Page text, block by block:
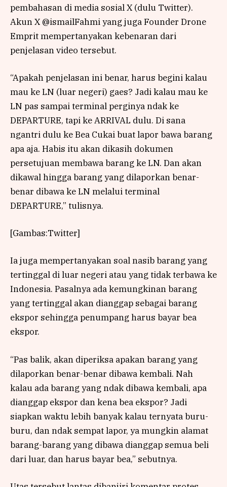
pembahasan di media sosial X (dulu Twitter).
Akun X @ismailFahmi yang juga Founder Drone
Emprit mempertanyakan kebenaran dari
penjelasan video tersebut.
“Apakah penjelasan ini benar, harus begini kalau
mau ke LN (luar negeri) gaes? Jadi kalau mau ke
LN pas sampai terminal perginya ndak ke
DEPARTURE, tapi ke ARRIVAL dulu. Di sana
ngantri dulu ke Bea Cukai buat lapor bawa barang
apa aja. Habis itu akan dikasih dokumen
persetujuan membawa barang ke LN. Dan akan
dikawal hingga barang yang dilaporkan benar-
benar dibawa ke LN melalui terminal
DEPARTURE,” tulisnya.
[Gambas:Twitter]
Ia juga mempertanyakan soal nasib barang yang
tertinggal di luar negeri atau yang tidak terbawa ke
Indonesia. Pasalnya ada kemungkinan barang
yang tertinggal akan dianggap sebagai barang
ekspor sehingga penumpang harus bayar bea
ekspor.
“Pas balik, akan diperiksa apakan barang yang
dilaporkan benar-benar dibawa kembali. Nah
kalau ada barang yang ndak dibawa kembali, apa
dianggap ekspor dan kena bea ekspor? Jadi
siapkan waktu lebih banyak kalau ternyata buru-
buru, dan ndak sempat lapor, ya mungkin alamat
barang-barang yang dibawa dianggap semua beli
dari luar, dan harus bayar bea,” sebutnya.